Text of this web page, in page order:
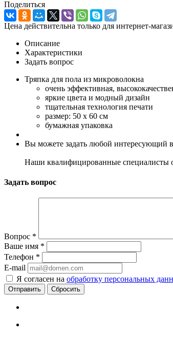
Поделиться
Цена действительна только для интернет-
Описание
Характеристики
Задать вопрос
Тряпка для пола из микроволокна
очень эффективная,
яркие цвета и модный дизайн
тщательная технология печати
размер: 50 х 60 см
бумажная упаковка
Вы можете задать любой интересующий
Наши квалифицированные специалисты
Задать вопрос
Вопрос *
Ваше имя *
Телефон *
E-mail
Я согласен на обработку персональных
Сбросить